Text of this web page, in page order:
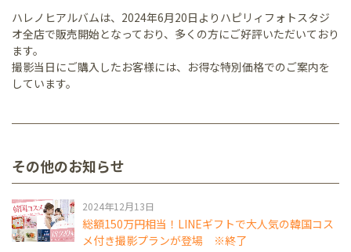
ハレノヒアルバムは、2024年6月20日よりハピリィフォトスタジ
オ全店で販売開始となっており、多くの方にご好評いただいており
ます。
撮影当日にご購入したお客様には、お得な特別価格でのご案内を
しています。
その他のお知らせ
2024年12月13日
総額150万円相当！LINEギフトで大人気の韓国コス
メ付き撮影プランが登場 ※終了